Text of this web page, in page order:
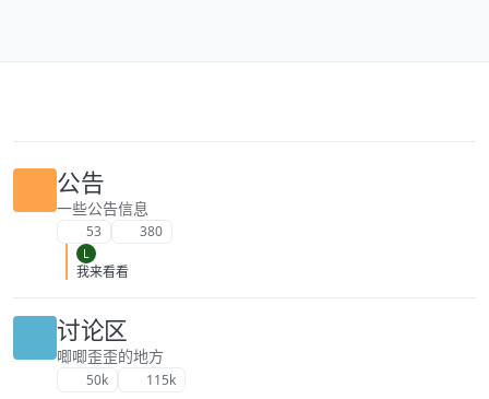
公告
一些公告信息
53 380
L
我来看看
讨论区
唧唧歪歪的地方
50k 115k